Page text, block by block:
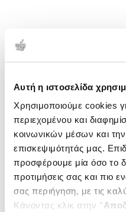
Αυτή η ιστοσελίδα
Χρησιμοποιούμε cookies
περιεχομένου και
κοινωνικών μέσων και
επισκεψιμότητάς μας.
προσφέρουμε μία όσο το
προτιμήσεις σας και πιο
σας περιήγηση, με τις
Κάνοντας κλικ στην ‘’